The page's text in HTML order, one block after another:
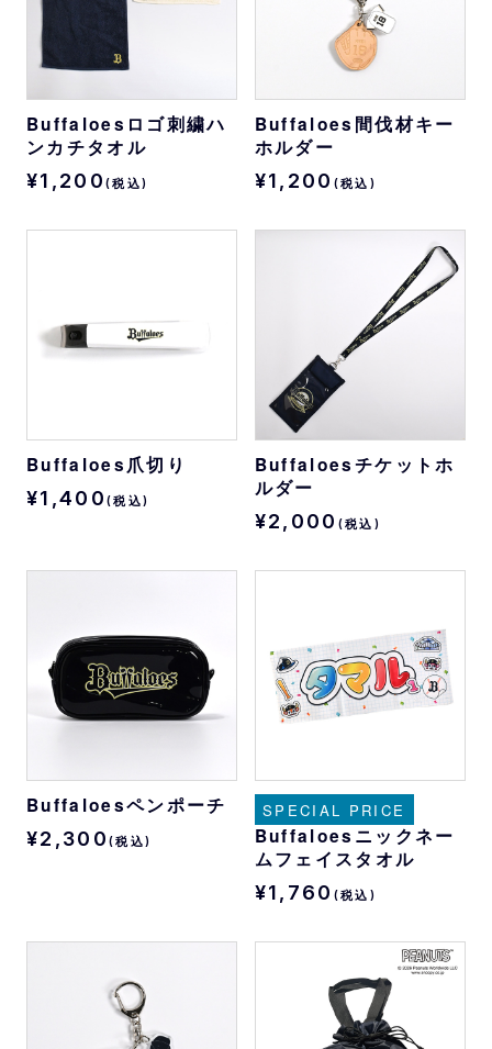
Buffaloesロゴ刺繍ハ
ンカチタオル
¥1,200 (税込)
Buffaloes間伐材キー
ホルダー
¥1,200 (税込)
Buffaloes爪切り
¥1,400 (税込)
Buffaloesチケットホ
ルダー
¥2,000 (税込)
Buffaloesペンポーチ
¥2,300 (税込)
SPECIAL PRICE
Buffaloesニックネー
ムフェイスタオル
¥1,760 (税込)